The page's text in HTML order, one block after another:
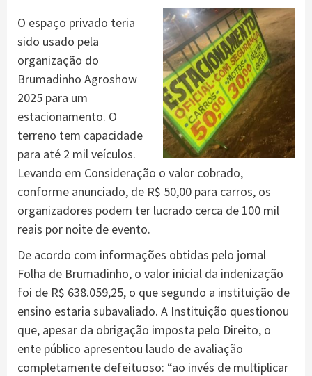
O espaço privado teria
sido usado pela
organização do
Brumadinho Agroshow
2025 para um
estacionamento. O
terreno tem capacidade
para até 2 mil veículos.
Levando em Consideração o valor cobrado,
conforme anunciado, de R$ 50,00 para carros, os
organizadores podem ter lucrado cerca de 100 mil
reais por noite de evento.
De acordo com informações obtidas pelo jornal
Folha de Brumadinho, o valor inicial da indenização
foi de R$ 638.059,25, o que segundo a instituição de
ensino estaria subavaliado. A Instituição questionou
que, apesar da obrigação imposta pelo Direito, o
ente público apresentou laudo de avaliação
completamente defeituoso: “ao invés de multiplicar